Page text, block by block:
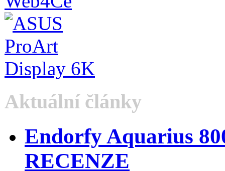
Aktuální články
Endorfy Aquarius
RECENZE